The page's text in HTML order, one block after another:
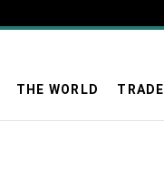
THE WORLD TRADE